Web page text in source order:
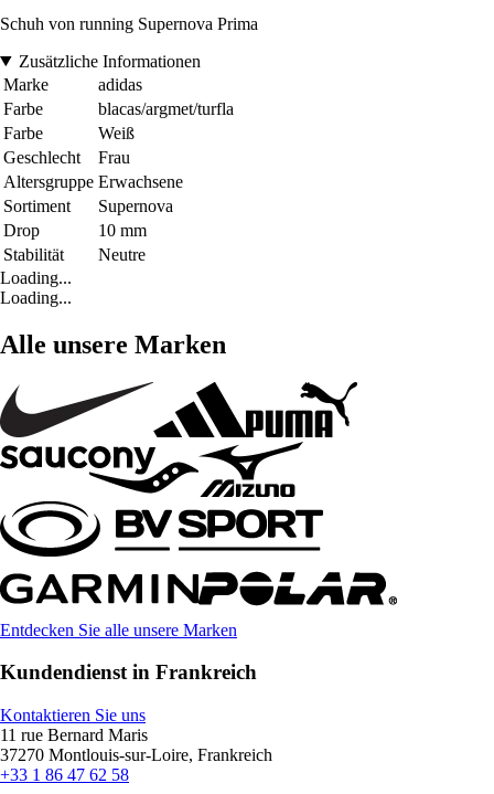
Schuh von running Supernova Prima
Zusätzliche Informationen
Marke
adidas
Farbe
blacas/argmet/turfla
Farbe
Weiß
Geschlecht
Frau
Altersgruppe Erwachsene
Sortiment
Supernova
Drop
10 mm
Stabilität
Neutre
Loading...
Loading...
Alle unsere Marken
Entdecken Sie alle unsere Marken
Kundendienst in Frankreich
Kontaktieren Sie uns
11 rue Bernard Maris
37270 Montlouis-sur-Loire, Frankreich
+33 1 86 47 62 58